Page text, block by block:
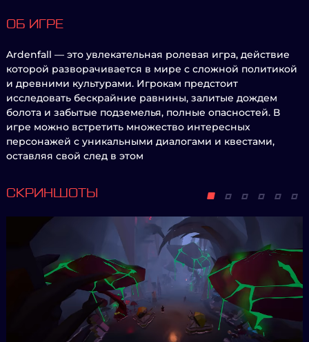
ОБ ИГРЕ
Ardenfall — это увлекательная ролевая игра, действие
которой разворачивается в мире с сложной политикой
и древними культурами. Игрокам предстоит
исследовать бескрайние равнины, залитые дождем
болота и забытые подземелья, полные опасностей. В
игре можно встретить множество интересных
персонажей с уникальными диалогами и квестами,
оставляя свой след в этом
СКРИНШОТЫ